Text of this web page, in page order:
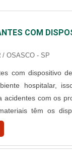
COM
/ OSASCO - SP
com dispositivo
hospitalar,
acidentes com os
têm os
de segurança são